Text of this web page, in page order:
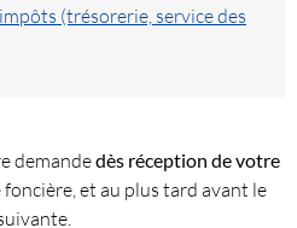
(trésorerie, service des
demandedès réception de votre
foncière, et au plus tard avant le